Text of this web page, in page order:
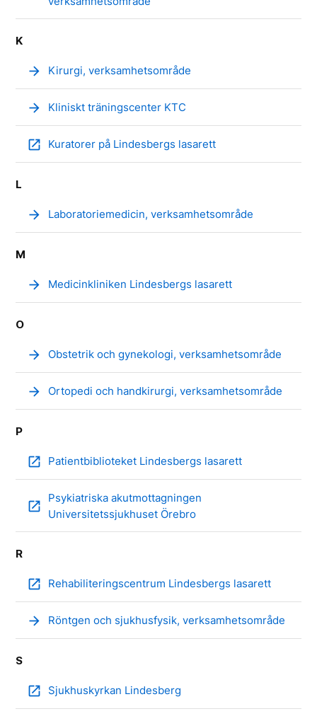
K
arrow_forward Kirurgi, verksamhetsområde
arrow_forward Kliniskt träningscenter KTC
open_in_new Kuratorer på Lindesbergs lasarett
L
arrow_forward Laboratoriemedicin, verksamhetsområde
M
arrow_forward Medicinkliniken Lindesbergs lasarett
O
arrow_forward Obstetrik och gynekologi, verksamhetsområde
arrow_forward Ortopedi och handkirurgi, verksamhetsområde
P
open_in_new Patientbiblioteket Lindesbergs lasarett
open_in_new
Psykiatriska akutmottagningen
Universitetssjukhuset Örebro
R
open_in_new Rehabiliteringscentrum Lindesbergs lasarett
arrow_forward Röntgen och sjukhusfysik, verksamhetsområde
S
open_in_new Sjukhuskyrkan Lindesberg